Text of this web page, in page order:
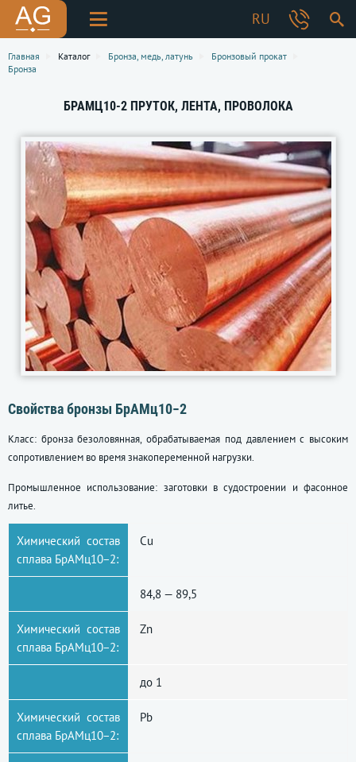
RU
Главная Каталог Бронза, медь, латунь
Бронзовый прокат
Бронза
БРАМЦ10-2 ПРУТОК, ЛЕНТА, ПРОВОЛОКА
Свойства бронзы БрАМц10−2
Класс: бронза безоловянная, обрабатываемая под давлением с высоким
сопротивлением во время знакопеременной нагрузки.
Промышленное использование: заготовки в судостроении и фасонное
литье.
Химический состав
сплава БрАМц10−2:
Cu
84,8 — 89,5
Химический состав
сплава БрАМц10−2:
Zn
до 1
Химический состав
сплава БрАМц10−2:
Pb